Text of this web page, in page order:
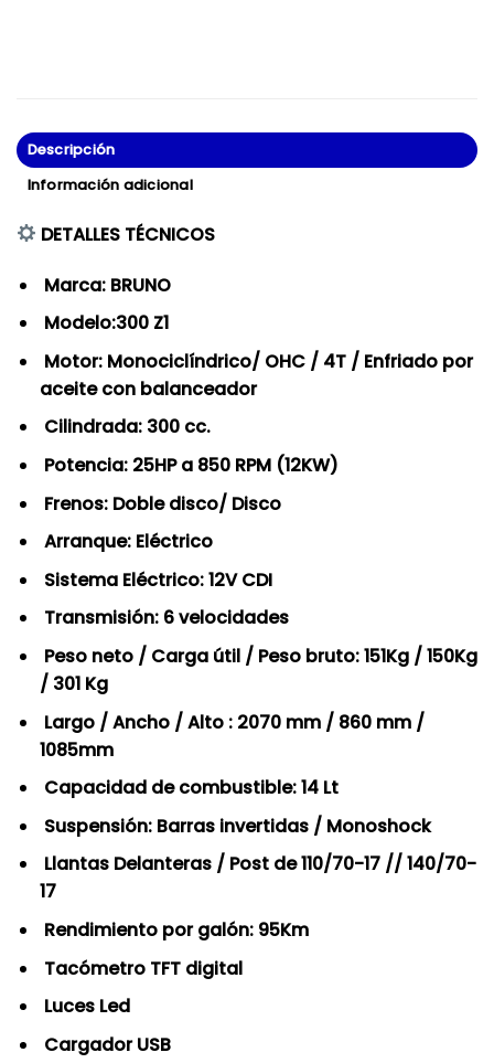
Descripción
Información adicional
DETALLES TÉCNICOS
Marca: BRUNO
Modelo:300 Z1
Motor: Monociclíndrico/ OHC / 4T / Enfriado por
aceite con balanceador
Cilindrada: 300 cc.
Potencia: 25HP a 850 RPM (12KW)
Frenos: Doble disco/ Disco
Arranque: Eléctrico
Sistema Eléctrico: 12V CDI
Transmisión: 6 velocidades
Peso neto / Carga útil / Peso bruto: 151Kg / 150Kg
/ 301 Kg
Largo / Ancho / Alto : 2070 mm / 860 mm /
1085mm
Capacidad de combustible: 14 Lt
Suspensión: Barras invertidas / Monoshock
Llantas Delanteras / Post de 110/70-17 // 140/70-
17
Rendimiento por galón: 95Km
Tacómetro TFT digital
Luces Led
Cargador USB